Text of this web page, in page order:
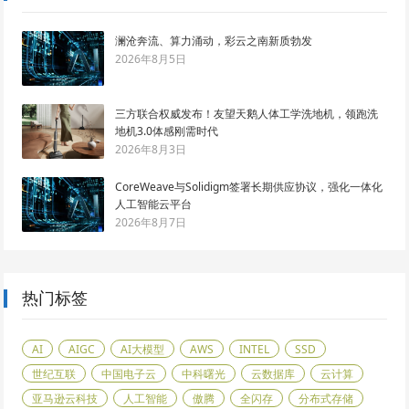
澜沧奔流、算力涌动，彩云之南新质勃发
2026年8月5日
三方联合权威发布！友望天鹅人体工学洗地机，领跑洗
地机3.0体感刚需时代
2026年8月3日
CoreWeave与Solidigm签署长期供应协议，强化一体化
人工智能云平台
2026年8月7日
热门标签
AI AIGC AI大模型 AWS INTEL
SSD
世纪互联
中国电子云 中科曙光 云数据库
云计算
亚马逊云科技
人工智能 傲腾 全闪存 分布式存储